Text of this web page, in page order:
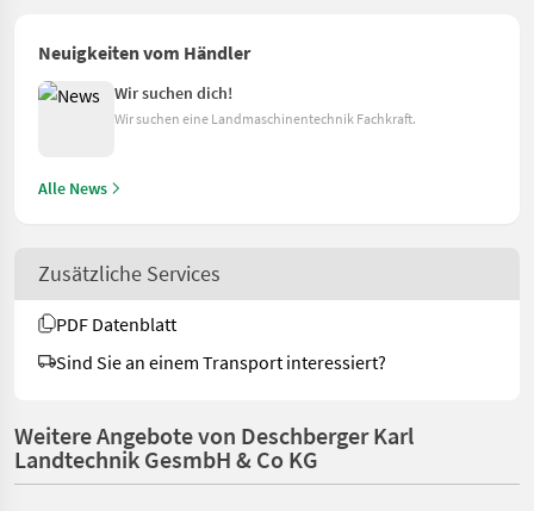
Neuigkeiten vom Händler
Wir suchen dich!
Wir suchen eine Landmaschinentechnik Fachkraft.
Alle News
Zusätzliche Services
PDF Datenblatt
Sind Sie an einem Transport interessiert?
Weitere Angebote von Deschberger Karl
Landtechnik GesmbH & Co KG